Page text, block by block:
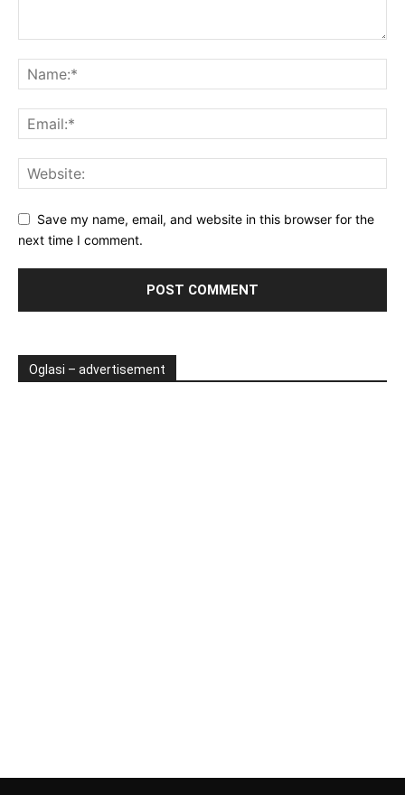
Save my name, email, and website in this browser for the
next time I comment.
Oglasi – advertisement